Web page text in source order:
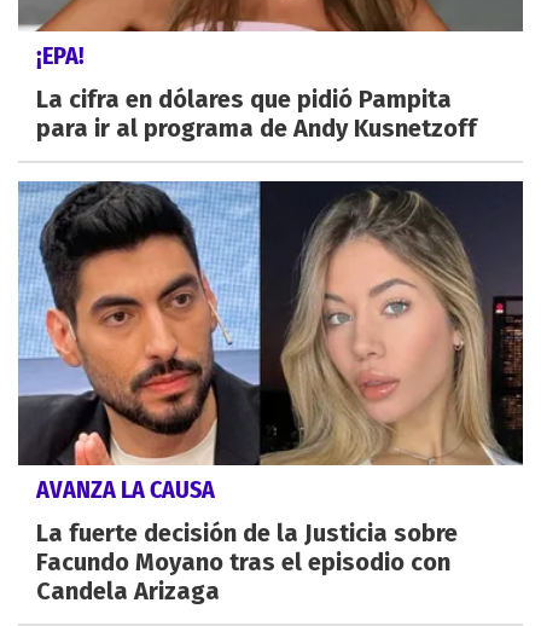
¡EPA!
La cifra en dólares que pidió Pampita
para ir al programa de Andy Kusnetzoff
AVANZA LA CAUSA
La fuerte decisión de la Justicia sobre
Facundo Moyano tras el episodio con
Candela Arizaga